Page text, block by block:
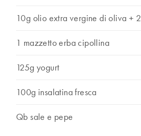
10g olio extra vergine di oliva +
1 mazzetto erba cipollina
125g yogurt
100g insalatina fresca
Qb sale e pepe